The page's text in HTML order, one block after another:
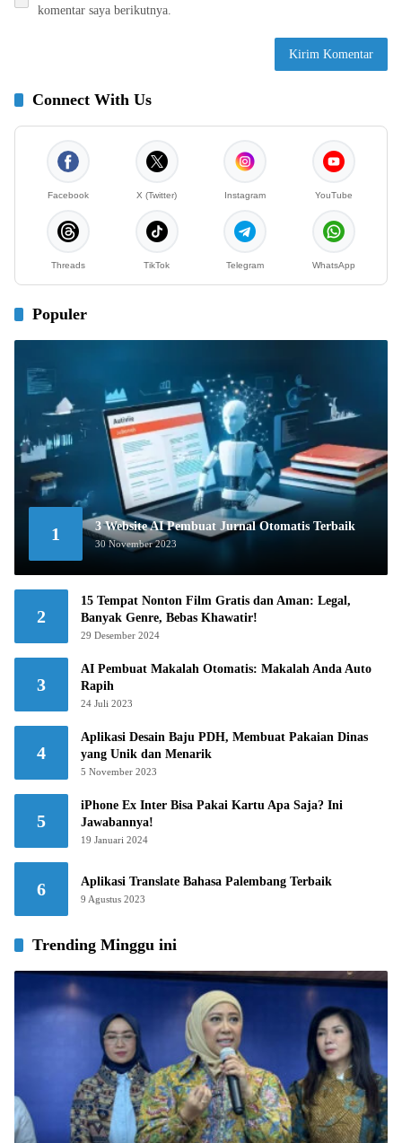
komentar saya berikutnya.
Connect With Us
Facebook X (Twitter) Instagram YouTube
Threads TikTok Telegram WhatsApp
Populer
1 3 Website AI Pembuat Jurnal Otomatis Terbaik
30 November 2023
2
15 Tempat Nonton Film Gratis dan Aman: Legal,
Banyak Genre, Bebas Khawatir!
29 Desember 2024
3
AI Pembuat Makalah Otomatis: Makalah Anda Auto
Rapih
24 Juli 2023
4
Aplikasi Desain Baju PDH, Membuat Pakaian Dinas
yang Unik dan Menarik
5 November 2023
5
iPhone Ex Inter Bisa Pakai Kartu Apa Saja? Ini
Jawabannya!
19 Januari 2024
6 Aplikasi Translate Bahasa Palembang Terbaik
9 Agustus 2023
Trending Minggu ini